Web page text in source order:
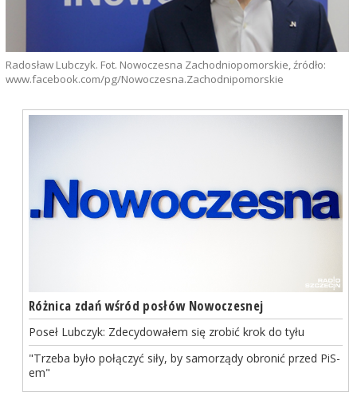
Radosław Lubczyk. Fot. Nowoczesna Zachodniopomorskie, źródło:
www.facebook.com/pg/Nowoczesna.Zachodnipomorskie
Różnica zdań wśród posłów Nowoczesnej
Poseł Lubczyk: Zdecydowałem się zrobić krok do tyłu
"Trzeba było połączyć siły, by samorządy obronić przed PiS-
em"